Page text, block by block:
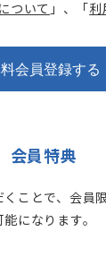
ついて 」、「利
会員特典
ことで、会員
能になります。